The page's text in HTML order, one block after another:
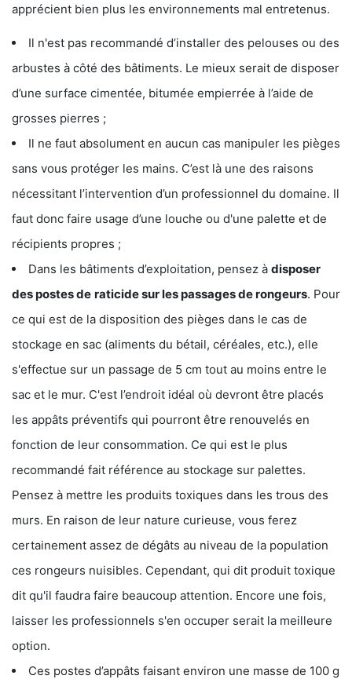
apprécient bien plus les environnements mal entretenus.
Il n'est pas recommandé d’installer des pelouses ou des
arbustes à côté des bâtiments. Le mieux serait de disposer
d’une surface cimentée, bitumée empierrée à l’aide de
grosses pierres ;
Il ne faut absolument en aucun cas manipuler les pièges
sans vous protéger les mains. C’est là une des raisons
nécessitant l’intervention d’un professionnel du domaine. Il
faut donc faire usage d’une louche ou d'une palette et de
récipients propres ;
Dans les bâtiments d’exploitation, pensez à disposer
des postes de raticide sur les passages de rongeurs. Pour
ce qui est de la disposition des pièges dans le cas de
stockage en sac (aliments du bétail, céréales, etc.), elle
s'effectue sur un passage de 5 cm tout au moins entre le
sac et le mur. C'est l’endroit idéal où devront être placés
les appâts préventifs qui pourront être renouvelés en
fonction de leur consommation. Ce qui est le plus
recommandé fait référence au stockage sur palettes.
Pensez à mettre les produits toxiques dans les trous des
murs. En raison de leur nature curieuse, vous ferez
certainement assez de dégâts au niveau de la population
ces rongeurs nuisibles. Cependant, qui dit produit toxique
dit qu'il faudra faire beaucoup attention. Encore une fois,
laisser les professionnels s'en occuper serait la meilleure
option.
Ces postes d’appâts faisant environ une masse de 100 g